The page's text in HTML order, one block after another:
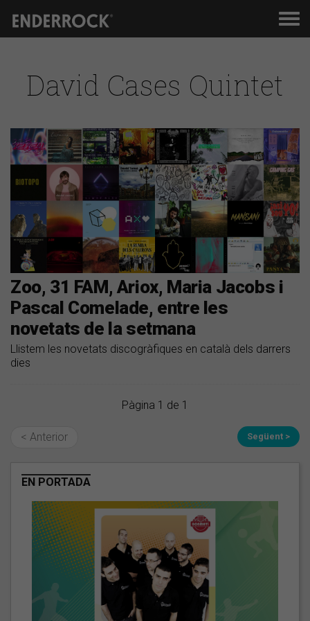
David Cases Quintet
Zoo, 31 FAM, Ariox, Maria Jacobs i
Pascal Comelade, entre les
novetats de la setmana
Llistem les novetats discogràfiques en català dels darrers
dies
Pàgina 1 de 1
< Anterior Següent >
EN PORTADA